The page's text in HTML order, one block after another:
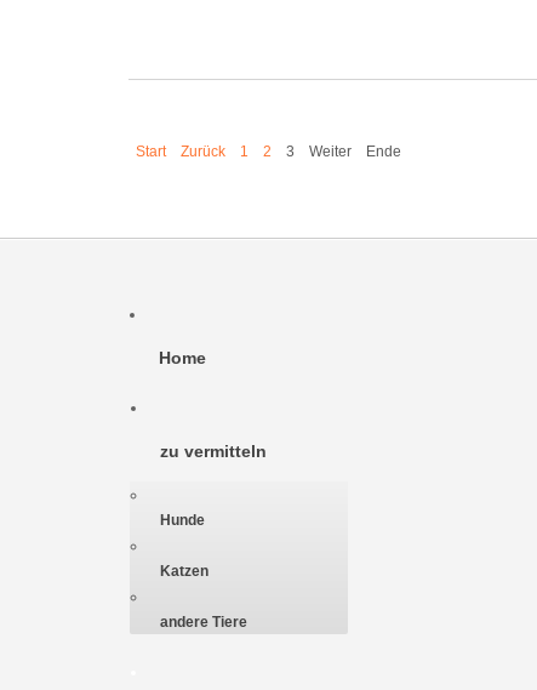
Start Zurück 1 2 3 Weiter Ende
Home
zu vermitteln
Hunde
Katzen
andere Tiere